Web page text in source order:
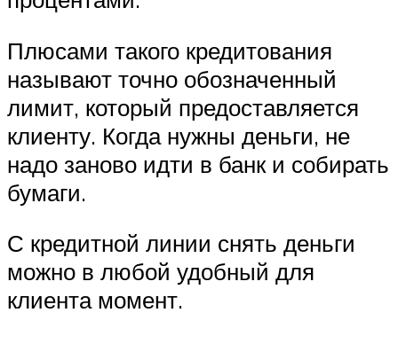
Плюсами такого кредитования
называют точно обозначенный
лимит, который предоставляется
клиенту. Когда нужны деньги, не
надо заново идти в банк и собирать
бумаги.
С кредитной линии снять деньги
можно в любой удобный для
клиента момент.